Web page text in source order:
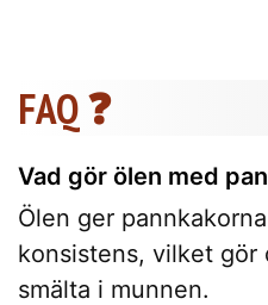
FAQ ❓
Vad gör ölen med
Ölen ger
konsistens, vilket gör
smälta i munnen.